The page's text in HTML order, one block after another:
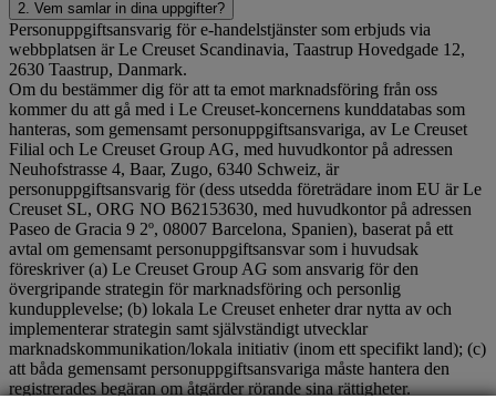
2. Vem samlar in dina uppgifter?
Personuppgiftsansvarig för e-handelstjänster som erbjuds via
webbplatsen är Le Creuset Scandinavia, Taastrup Hovedgade 12,
2630 Taastrup, Danmark.
Om du bestämmer dig för att ta emot marknadsföring från oss
kommer du att gå med i Le Creuset-koncernens kunddatabas som
hanteras, som gemensamt personuppgiftsansvariga, av Le Creuset
Filial och Le Creuset Group AG, med huvudkontor på adressen
Neuhofstrasse 4, Baar, Zugo, 6340 Schweiz, är
personuppgiftsansvarig för (dess utsedda företrädare inom EU är Le
Creuset SL, ORG NO B62153630, med huvudkontor på adressen
Paseo de Gracia 9 2º, 08007 Barcelona, Spanien), baserat på ett
avtal om gemensamt personuppgiftsansvar som i huvudsak
föreskriver (a) Le Creuset Group AG som ansvarig för den
övergripande strategin för marknadsföring och personlig
kundupplevelse; (b) lokala Le Creuset enheter drar nytta av och
implementerar strategin samt självständigt utvecklar
marknadskommunikation/lokala initiativ (inom ett specifikt land); (c)
att båda gemensamt personuppgiftsansvariga måste hantera den
registrerades begäran om åtgärder rörande sina rättigheter.